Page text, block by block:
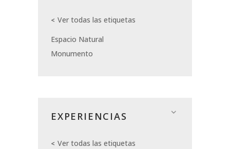
Ver todas las etiquetas
Espacio Natural
Monumento
EXPERIENCIAS
Ver todas las etiquetas